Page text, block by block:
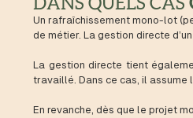
Un rafraîchissement mono-lot
de métier. La gestion directe
La gestion directe tient
travaillé. Dans ce cas, il
En revanche, dès que le projet